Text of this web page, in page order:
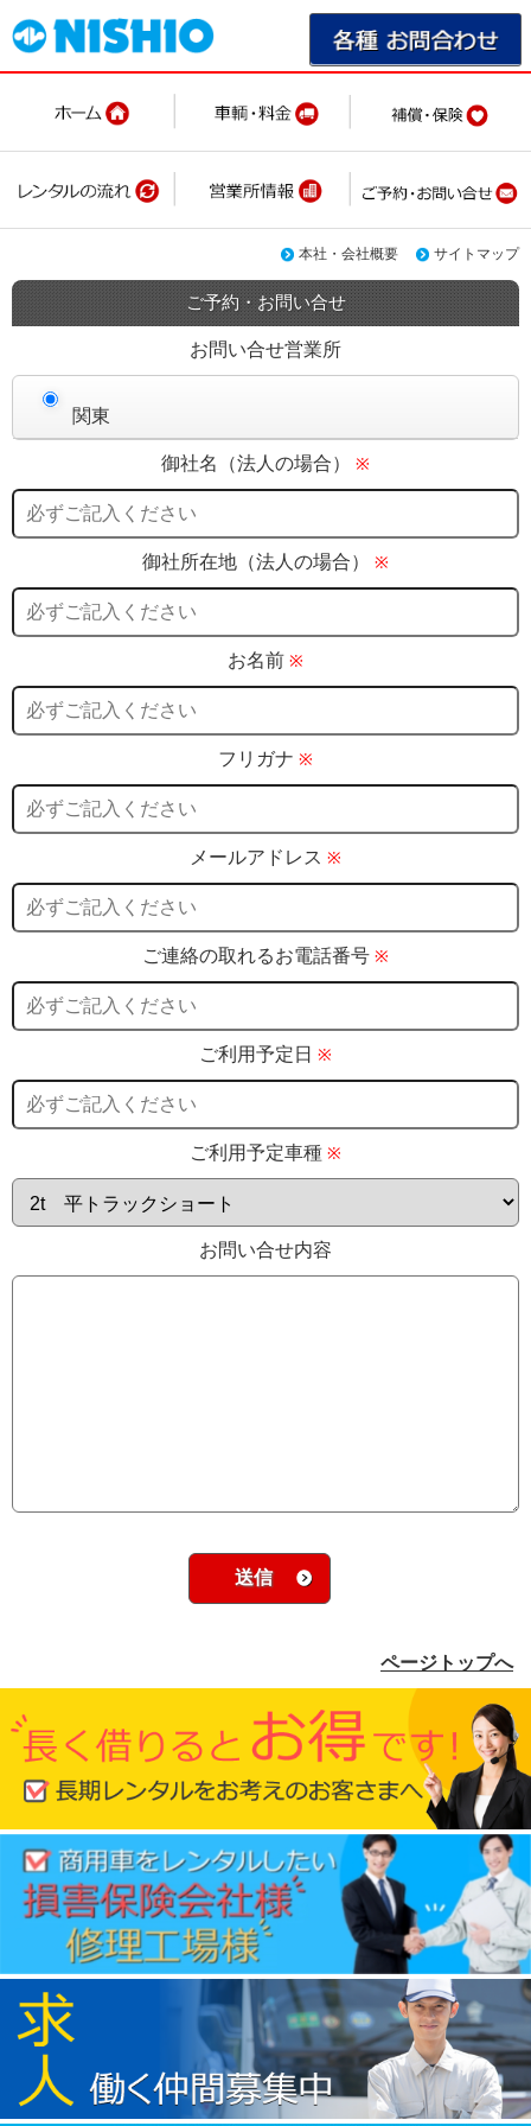
本社・会社概要 サイトマップ
ご予約・お問い合せ
お問い合せ営業所
関東
御社名（法人の場合） ※
御社所在地（法人の場合） ※
お名前 ※
フリガナ ※
メールアドレス ※
ご連絡の取れるお電話番号 ※
ご利用予定日 ※
ご利用予定車種 ※
お問い合せ内容
送信
ページトップへ